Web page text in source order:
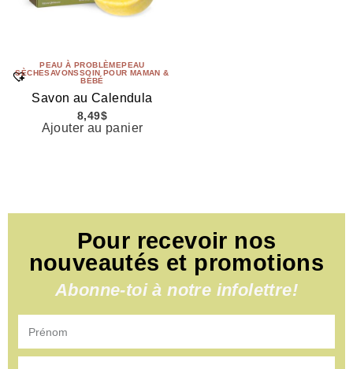
PEAU À PROBLÈMEPEAU
SÈCHESAVONSSOIN POUR MAMAN &
BÉBÉ
Savon au Calendula
8,49$
Ajouter au panier
Pour recevoir nos
nouveautés et promotions
Abonne-toi à notre infolettre!